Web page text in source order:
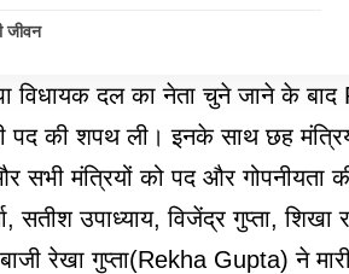
जीवन
विधायक दल का नेता चुने जाने के
पद की शपथ ली। इनके साथ छह
सभी मंत्रियों को पद और गोपनीयता
सतीश उपाध्याय, विजेंद्र गुप्ता,
रेखा गुप्ता(Rekha Gupta) ने